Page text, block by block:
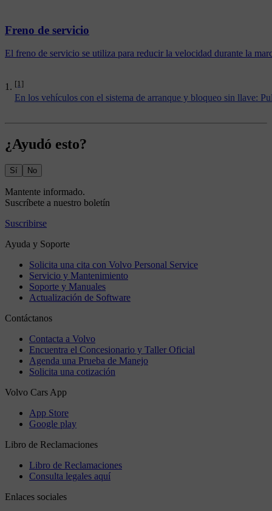
[1]
En los vehículos con el sistema de arranque y bloqueo sin llave:
Freno de servicio
El freno de servicio se utiliza para reducir la velocidad durante la
¿Ayudó esto?
Sí No